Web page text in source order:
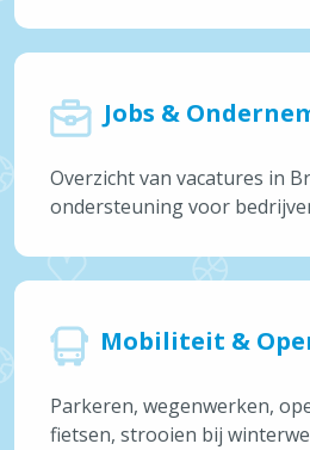
Jobs &
Overzicht van vacatures in
ondersteuning voor
Mobiliteit &
Parkeren, wegenwerken,
fietsen, strooien bij